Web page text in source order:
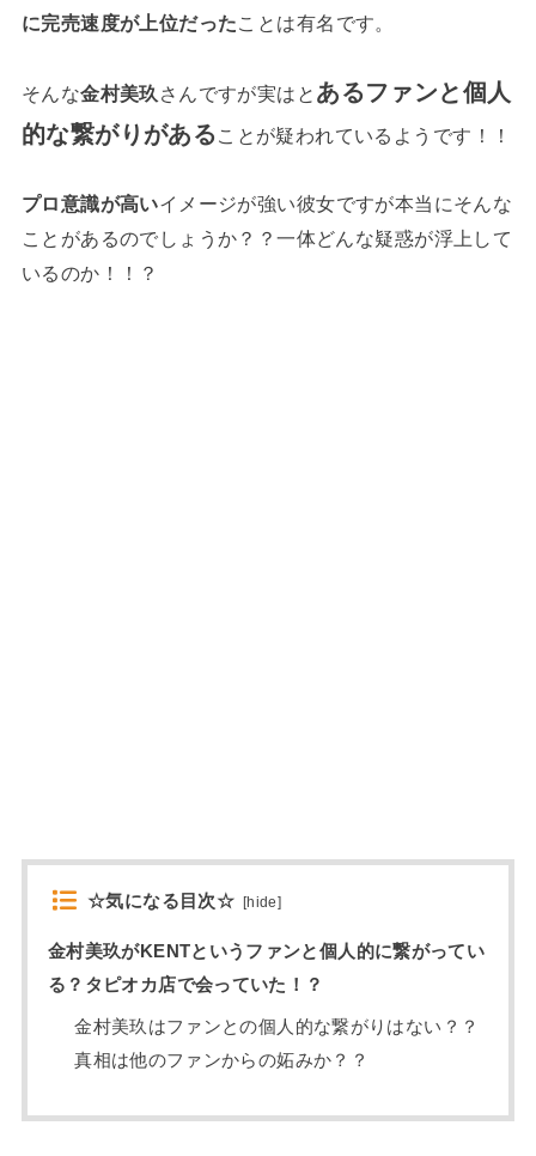
に完売速度が上位だったことは有名です。
そんな金村美玖 さんですが実はと あるファンと個人
的な繋がりがある ことが疑われているようです！！
プロ意識が高いイメージが強い彼女ですが本当にそんな
ことがあるのでしょうか？？一体どんな疑惑が浮上して
いるのか！！？
☆気になる目次☆ [hide]
金村美玖がKENTというファンと個人的に繋がってい
る？タピオカ店で会っていた！？
金村美玖はファンとの個人的な繋がりはない？？
真相は他のファンからの妬みか？？